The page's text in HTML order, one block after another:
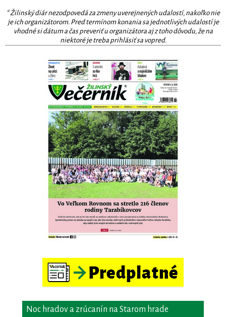
* Žilinský diár nezodpovedá za zmeny uverejnených udalostí, nakoľko nie
je ich organizátorom. Pred termínom konania sa jednotlivých udalostí je
vhodné si dátum a čas preveriť u organizátora aj z toho dôvodu, že na
niektoré je treba prihlásiť sa vopred.
Noc hradov a zrúcanín na Starom hrade